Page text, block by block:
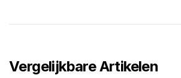
Vergelijkbare Artikelen